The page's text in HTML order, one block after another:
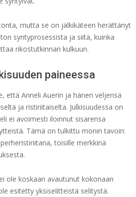
mutta se on jälkikäteen herättänyt
syntyprosessista ja siitä, kuinka
rikostutkinnan kulkuun.
paineessa
että Anneli Auerin ja hänen veljensä
ja ristiriitaiselta. Julkisuudessa on
ei avoimesti iloinnut sisarensa
Tämä on tulkittu monin tavoin:
toisille merkkinä
ole koskaan avautunut kokonaan
esitetty yksiselitteistä selitystä.